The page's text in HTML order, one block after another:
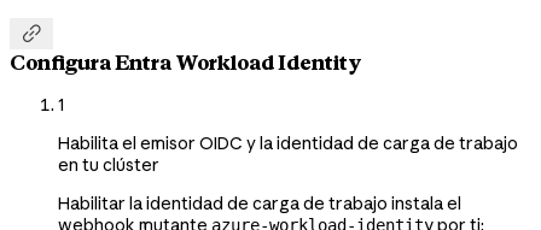

Configura Entra Workload Identity
1
Habilita el emisor OIDC y la identidad de carga de trabajo
en tu clúster
Habilitar la identidad de carga de trabajo instala el
webhook mutante azure-workload-identitypor ti;